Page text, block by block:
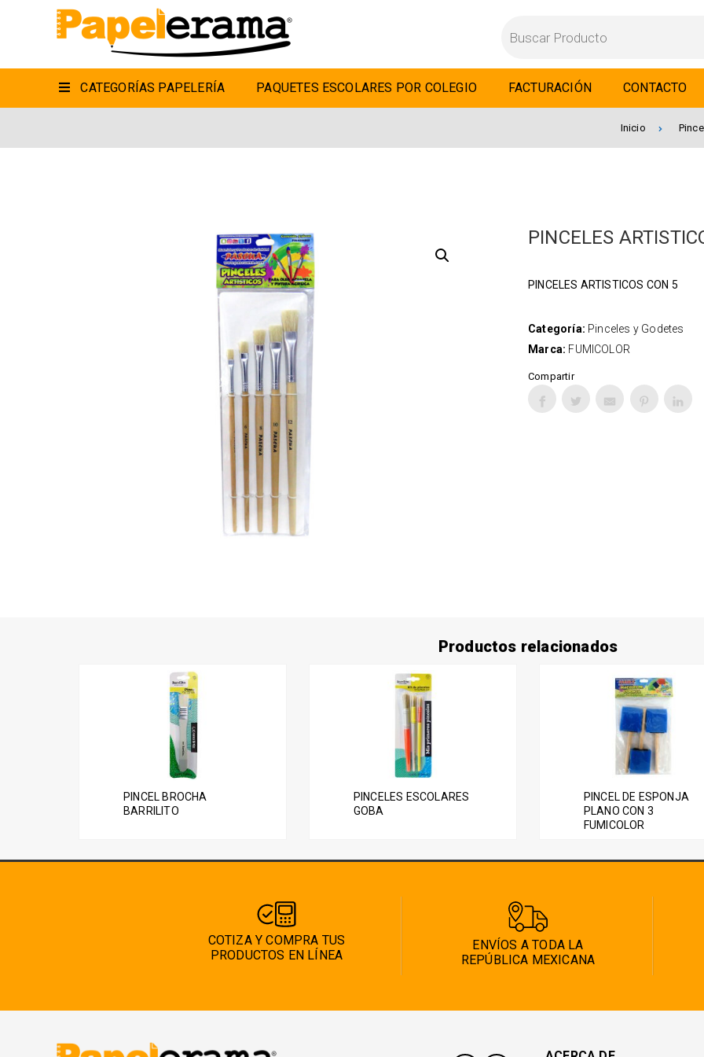
CATEGORÍAS PAPELERÍA PAQUETES ESCOLARES POR COLEGIO FACTURACIÓN CONTACTO
Inicio
PINCELES
PINCELES ARTISTICOS CON 5
Categoría: Pinceles y Godetes
Marca: FUMICOLOR
Compartir
Productos relacionados
PINCEL BROCHA
BARRILITO
PINCELES ESCOLARES
GOBA
PINCEL DE ESPONJA
PLANO CON 3
FUMICOLOR
COTIZA Y COMPRA TUS
PRODUCTOS EN LÍNEA
ENVÍOS A TODA LA
REPÚBLICA MEXICANA